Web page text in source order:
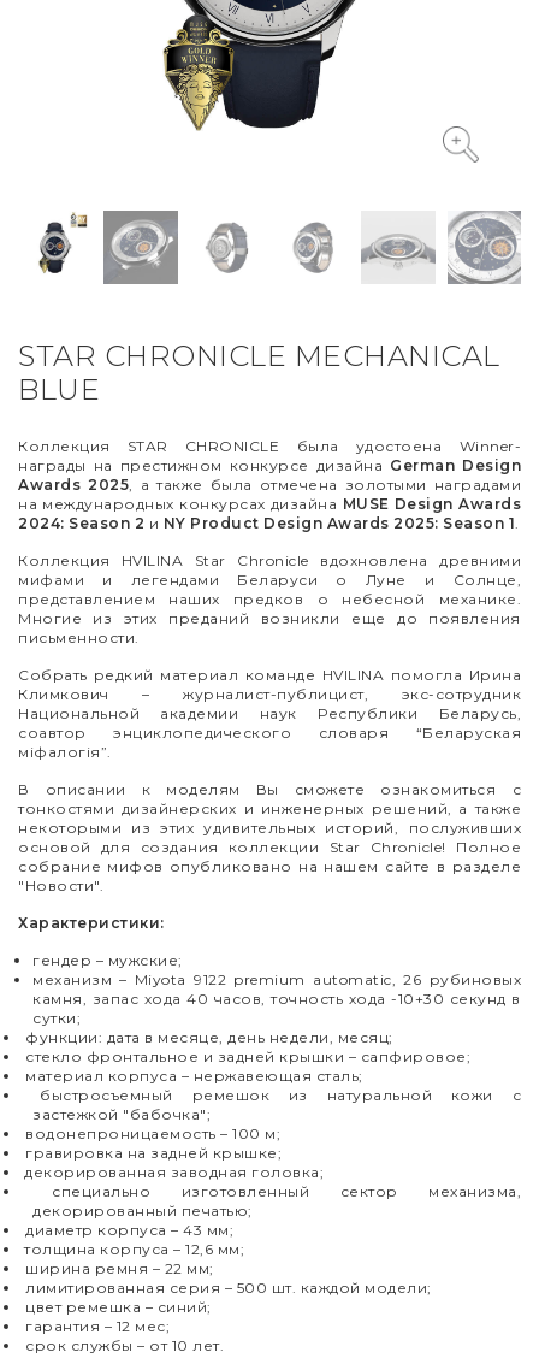
STAR CHRONICLE MECHANICAL
BLUE
Коллекция STAR CHRONICLE была удостоена Winner-
награды на престижном конкурсе дизайна German Design
Awards 2025, а также была отмечена золотыми наградами
на международных конкурсах дизайна MUSE Design Awards
2024: Season 2 и NY Product Design Awards 2025: Season 1.
Коллекция HVILINA Star Chronicle вдохновлена древними
мифами и легендами Беларуси о Луне и Солнце,
представлением наших предков о небесной механике.
Многие из этих преданий возникли еще до появления
письменности.
Собрать редкий материал команде HVILINA помогла Ирина
Климкович – журналист-публицист, экс-сотрудник
Национальной академии наук Республики Беларусь,
соавтор энциклопедического словаря “Беларуская
міфалогія”.
В описании к моделям Вы сможете ознакомиться с
тонкостями дизайнерских и инженерных решений, а также
некоторыми из этих удивительных историй, послуживших
основой для создания коллекции Star Chronicle! Полное
собрание мифов опубликовано на нашем сайте в разделе
"Новости".
Характеристики:
гендер – мужские;
механизм – Miyota 9122 premium automatic, 26 рубиновых
камня, запас хода 40 часов, точность хода -10+30 секунд в
сутки;
функции: дата в месяце, день недели, месяц;
стекло фронтальное и задней крышки – сапфировое;
материал корпуса – нержавеющая сталь;
быстросъемный ремешок из натуральной кожи с
застежкой "бабочка";
водонепроницаемость – 100 м;
гравировка на задней крышке;
декорированная заводная головка;
специально изготовленный сектор механизма,
декорированный печатью;
диаметр корпуса – 43 мм;
толщина корпуса – 12,6 мм;
ширина ремня – 22 мм;
лимитированная серия – 500 шт. каждой модели;
цвет ремешка – синий;
гарантия – 12 мес;
срок службы – от 10 лет.